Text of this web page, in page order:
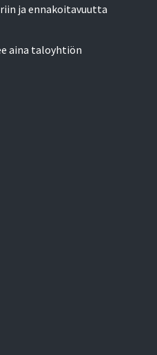
ja ennakoitavuutta
aina taloyhtiön